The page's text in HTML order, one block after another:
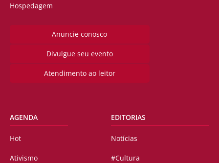
Hospedagem
Anuncie conosco
Divulgue seu evento
Atendimento ao leitor
AGENDA
Hot
Ativismo
EDITORIAS
Notícias
#Cultura